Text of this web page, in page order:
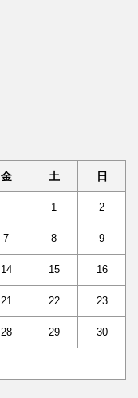
金 土 日
1 2
7 8 9
14 15 16
21 22 23
28 29 30